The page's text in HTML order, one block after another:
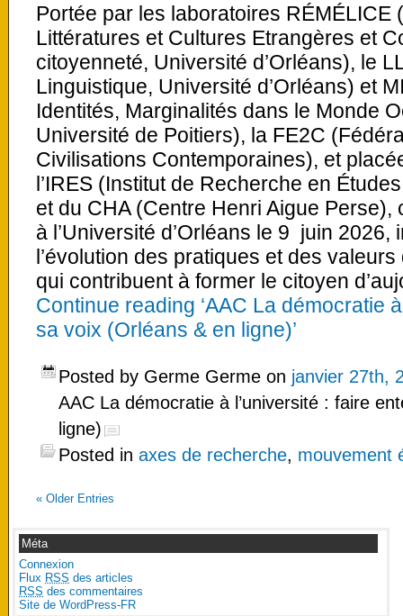
Portée par les laboratoires RÉMÉLICE
Littératures et Cultures Etrangères et
citoyenneté, Université d’Orléans), le
Linguistique, Université d’Orléans) et
Identités, Marginalités dans le Monde
Université de Poitiers), la FE2C
Civilisations Contemporaines), et
l’IRES (Institut de Recherche en
et du CHA (Centre Henri Aigue
à l’Université d’Orléans le 9 juin
l’évolution des pratiques et des
qui contribuent à former le citoyen
Continue reading ‘AAC La démocratie
sa voix (Orléans & en ligne)’
Posted by Germe Germe on janvier 27th,
AAC La démocratie à l’université : faire
ligne)
Posted in axes de recherche, mouvement
« Older Entries
Méta
Connexion
Flux RSS des articles
RSS des commentaires
Site de WordPress-FR